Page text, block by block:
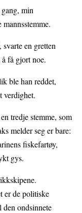
min
en gretten
få gjort noe.
ble han reddet,
verdighet.
tredje stemme, som
melder seg er bare:
fiskefartøy,
gys.
er de politiske
den ondsinnete